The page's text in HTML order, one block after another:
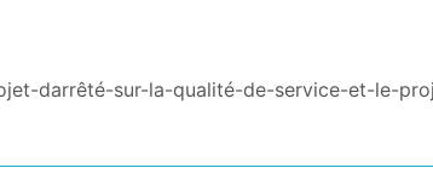
darrêté-sur-la-qualité-de-service-et-le-